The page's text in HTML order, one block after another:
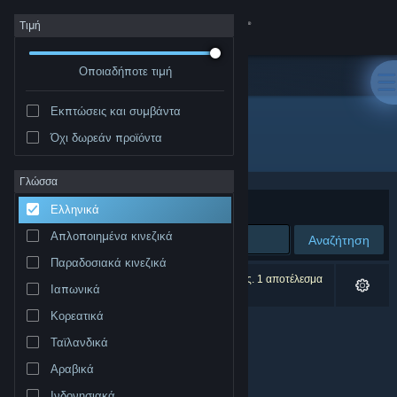
Σύνδεση
Κατάστημα
Σχετικά
Υποστήριξη
Αλλαγή γλώσσας
Προβολή ιστοσελίδας για υπολογιστές
Τιμή
Οποιαδήποτε τιμή
Εκπτώσεις και συμβάντα
Όχι δωρεάν προϊόντα
Γλώσσα
Ελληνικά
Απλοποιημένα κινεζικά
Παραδοσιακά κινεζικά
Ιαπωνικά
Κορεατικά
Ταϊλανδικά
Αραβικά
Δημιουργός: Team Zimno
Ταξινόμηση ανά
Αναζήτηση
0 αποτελέσματα ταιριάζουν με την αναζήτησή σας. 1 αποτέλεσμα
αποκλείστηκε βάσει των προτιμήσεών σας.